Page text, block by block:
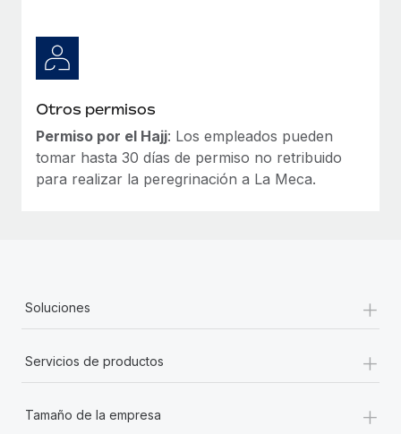
Otros permisos
Permiso por el Hajj: Los empleados pueden
tomar hasta 30 días de permiso no retribuido
para realizar la peregrinación a La Meca.
Soluciones +
Servicios de productos +
Tamaño de la empresa +